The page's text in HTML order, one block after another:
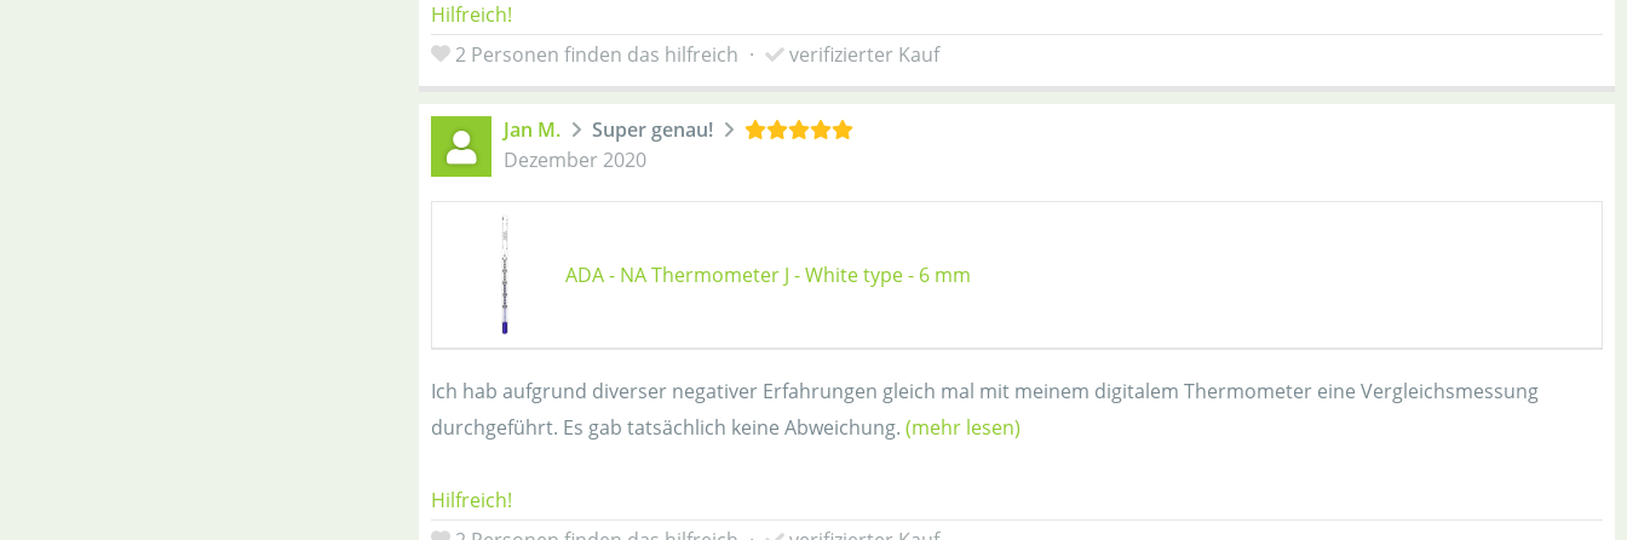
Hilfreich!
2 Personen finden das hilfreich · verifizierter Kauf
Jan M.
Super genau!
Dezember 2020
ADA - NA Thermometer J - White type - 6 mm
Ich hab aufgrund diverser negativer Erfahrungen gleich mal mit meinem digitalem Thermometer eine Vergleichsmessung
durchgeführt. Es gab tatsächlich keine Abweichung. (mehr lesen)
Hilfreich!